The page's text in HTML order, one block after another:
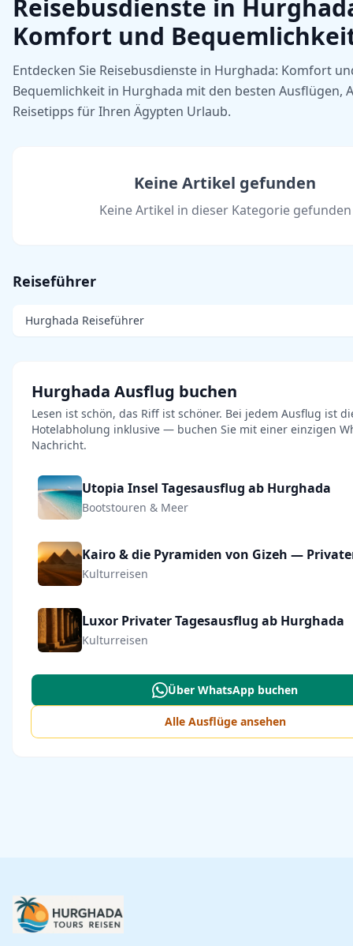
Reisebusdienste in
Komfort und
Entdecken Sie Reisebusdienste in Hurghada: Komfort
Bequemlichkeit in Hurghada mit den besten Ausflügen,
Reisetipps für Ihren Ägypten Urlaub.
Keine Artikel gefunden
Keine Artikel in dieser Kategorie gefunden
Reiseführer
Hurghada Reiseführer
Hurghada Ausflug buchen
Lesen ist schön, das Riff ist schöner. Bei jedem Ausflug ist
Hotelabholung inklusive — buchen Sie mit einer einzigen
Nachricht.
Utopia Insel Tagesausflug ab Hurghada
Bootstouren & Meer
Kulturreisen
Luxor Privater Tagesausflug ab Hurghada
Kulturreisen
Über WhatsApp buchen
Alle Ausflüge ansehen